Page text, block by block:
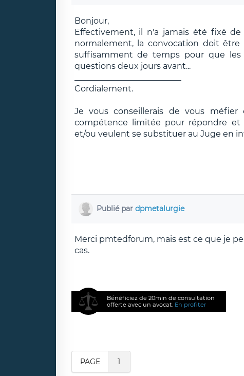
Bonjour,
Effectivement, il n'a jamais été fixé
normalement, la convocation doit
suffisamment de temps pour que les
questions deux jours avant...
Cordialement.
Je vous conseillerais de vous
compétence limitée pour répondre et
et/ou veulent se substituer au Juge en
Publié par dpmetalurgie
Merci pmtedforum, mais est ce que je
cas.
Bénéficiez de 20min de consultation
offerte avec un avocat. En profiter
PAGE 1